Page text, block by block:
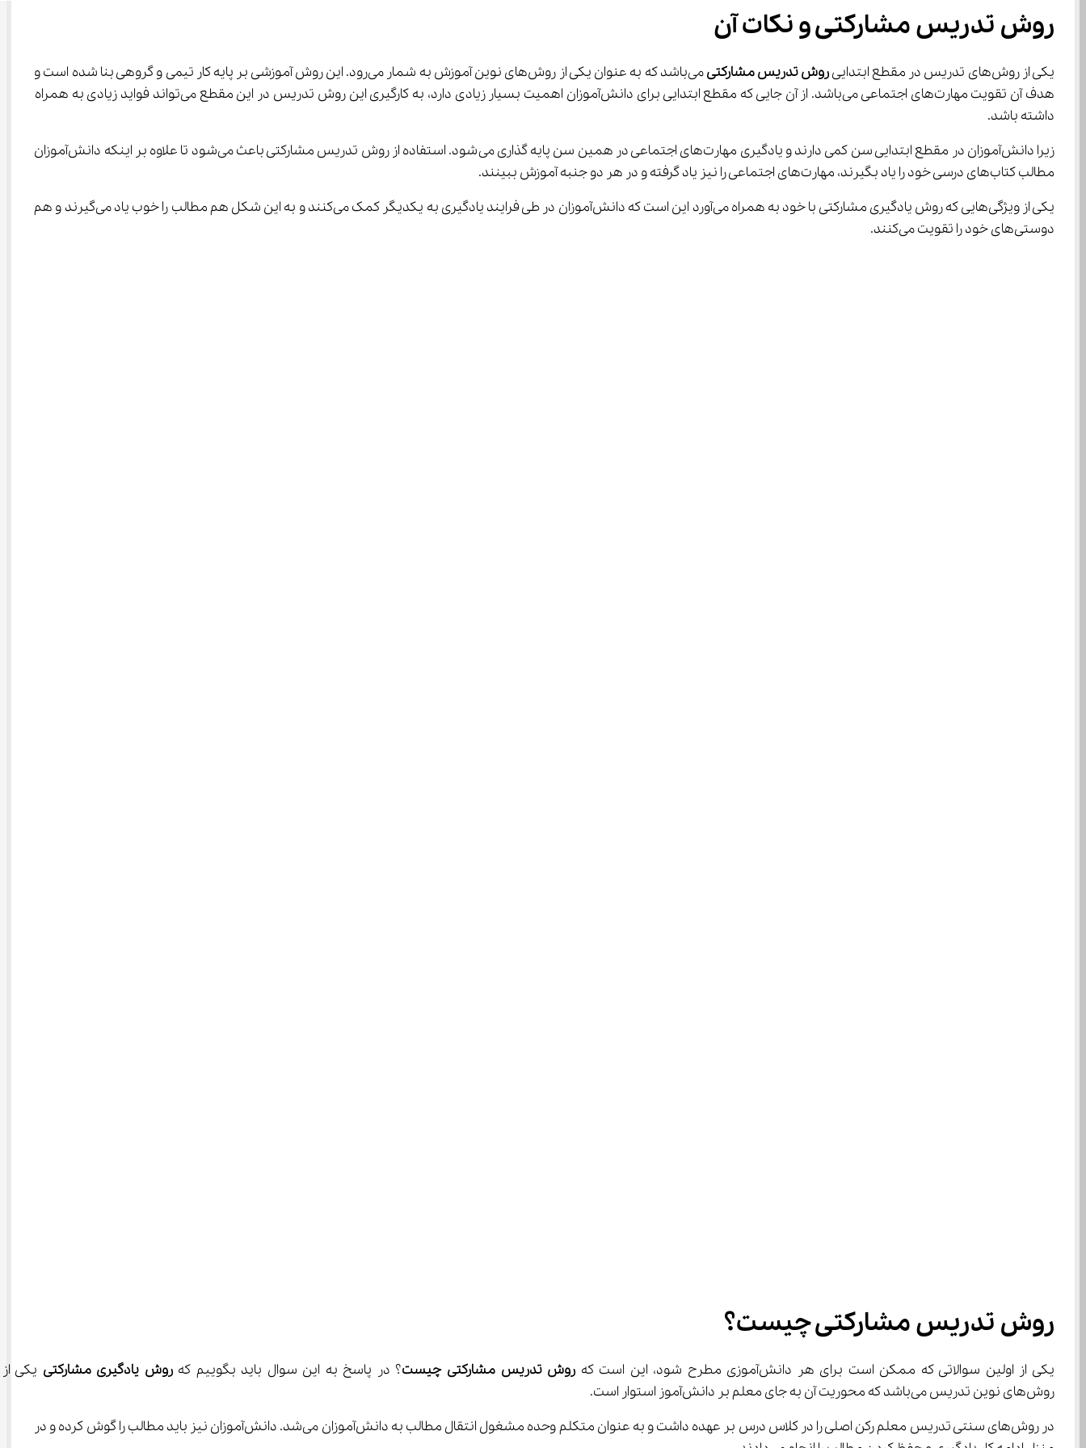
روش تدریس مشارکتی و نکات آن
یکی از روش‌های تدریس در مقطع ابتدایی روش تدریس مشارکتی
می‌باشد که به عنوان یکی از روش‌های نوین آموزش به شمار می‌رود. این روش آموزشی بر پایه کار تیمی و گروهی بنا شده است و
هدف آن تقویت مهارت‌های اجتماعی می‌باشد. از آن جایی که مقطع ابتدایی برای دانش‌آموزان اهمیت بسیار زیادی دارد، به کارگیری این روش تدریس در این مقطع می‌تواند فواید زیادی به همراه
داشته باشد.
زیرا دانش‌آموزان در مقطع ابتدایی سن کمی دارند و یادگیری مهارت‌های اجتماعی در همین سن پایه گذاری می‌شود. استفاده از روش تدریس مشارکتی باعث می‌شود تا علاوه بر اینکه دانش‌آموزان
مطالب کتاب‌های درسی خود را یاد بگیرند، مهارت‌های اجتماعی را نیز یاد گرفته و در هر دو جنبه آموزش ببینند.
یکی از ویژگی‌هایی که روش یادگیری مشارکتی با خود به همراه می‌آورد این است که دانش‌آموزان در طی فرایند یادگیری به یکدیگر کمک می‌کنند و به این شکل هم مطالب را خوب یاد می‌گیرند و هم
دوستی‌های خود را تقویت می‌کنند.
روش تدریس مشارکتی چیست؟
یکی از اولین سوالاتی که ممکن است برای هر دانش‌آموزی مطرح شود، این است که روش تدریس مشارکتی چیست؟ در پاسخ به این سوال باید بگوییم که روش یادگیری مشارکتی یکی
روش‌های نوین تدریس می‌باشد که محوریت آن به جای معلم بر دانش‌آموز استوار است.
در روش‌های سنتی تدریس معلم رکن اصلی را در کلاس درس بر عهده داشت و به عنوان متکلم وحده مشغول انتقال مطالب به دانش‌آموزان می‌شد. دانش‌آموزان نیز باید مطالب را گوش کرده و در